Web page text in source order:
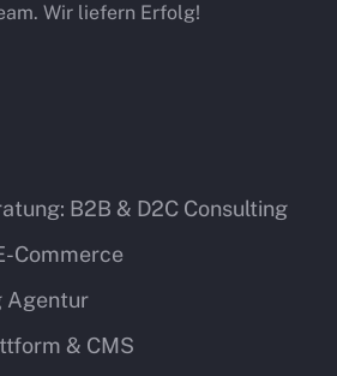
Wir liefern Erfolg!
B2B & D2C Consulting
Commerce
Agentur
& CMS